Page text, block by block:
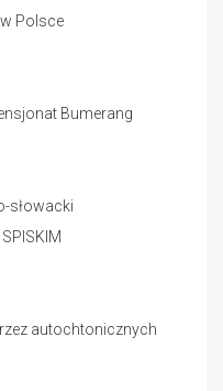
Polsce
Bumerang
słowacki
autochtonicznych